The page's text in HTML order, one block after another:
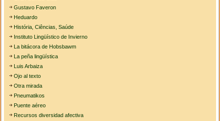
Gustavo Faveron
Heduardo
História, Ciências, Saúde
Instituto Lingüístico de Invierno
La bitácora de Hobsbawm
La peña lingüística
Luis Arbaiza
Ojo al texto
Otra mirada
Pneumatikos
Puente aéreo
Recursos diversidad afectiva